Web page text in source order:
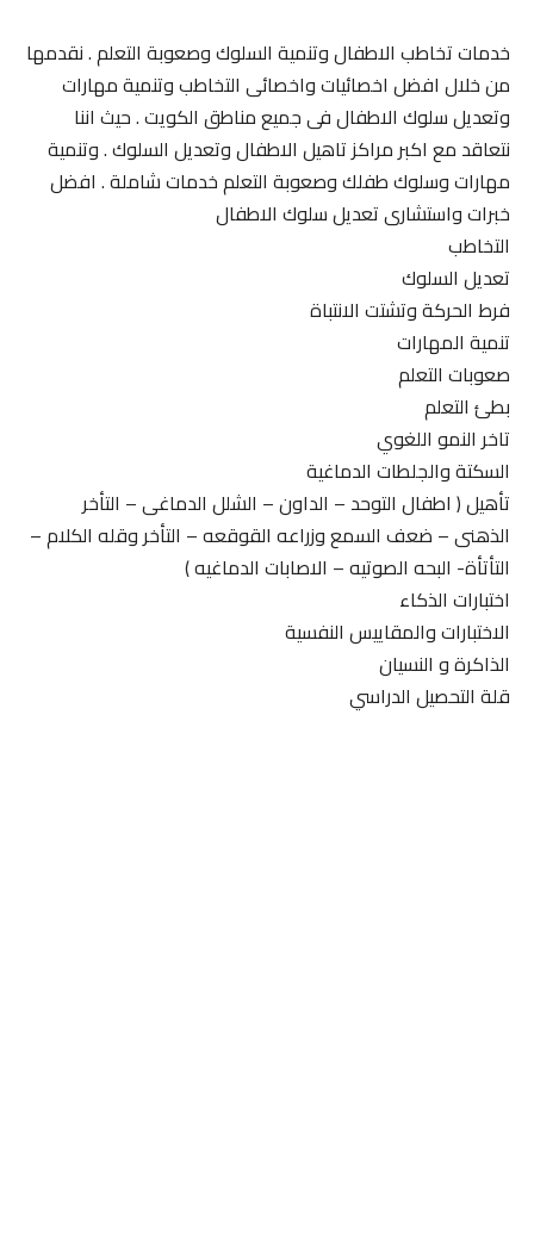
خدمات تخاطب الاطفال وتنمية السلوك وصعوبة التعلم . نقدمها
من خلال افضل اخصائيات واخصائى التخاطب وتنمية مهارات
وتعديل سلوك الاطفال فى جميع مناطق الكويت . حيث اننا
نتعاقد مع اكبر مراكز تاهيل الاطفال وتعديل السلوك . وتنمية
مهارات وسلوك طفلك وصعوبة التعلم خدمات شاملة . افضل
خبرات واستشارى تعديل سلوك الاطفال
التخاطب
تعديل السلوك
فرط الحركة وتشتت الانتباة
تنمية المهارات
صعوبات التعلم
بطئ التعلم
تاخر النمو اللغوي
السكتة والجلطات الدماغية
تأهيل ( اطفال التوحد – الداون – الشلل الدماغى – التأخر
الذهنى – ضعف السمع وزراعه القوقعه – التأخر وقله الكلام –
التأتأة- البحه الصوتيه – الاصابات الدماغيه )
اختبارات الذكاء
الاختبارات والمقاييس النفسية
الذاكرة و النسيان
قلة التحصيل الدراسي